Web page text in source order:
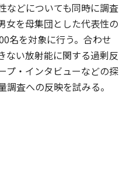
などについても同時に調査
女を母集団とした代表性の
名を対象に行う。合わせ
ない放射能に関する過剰反
プ・インタビューなどの探
査への反映を試みる。